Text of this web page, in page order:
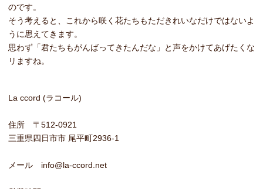
のです。
そう考えると、これから咲く花たちもただきれいなだけではないよ
うに思えてきます。
思わず「君たちもがんばってきたんだな」と声をかけてあげたくな
リますね。
La ccord (ラコール)
住所 〒512-0921
三重県四日市市 尾平町2936-1
メール info@la-ccord.net